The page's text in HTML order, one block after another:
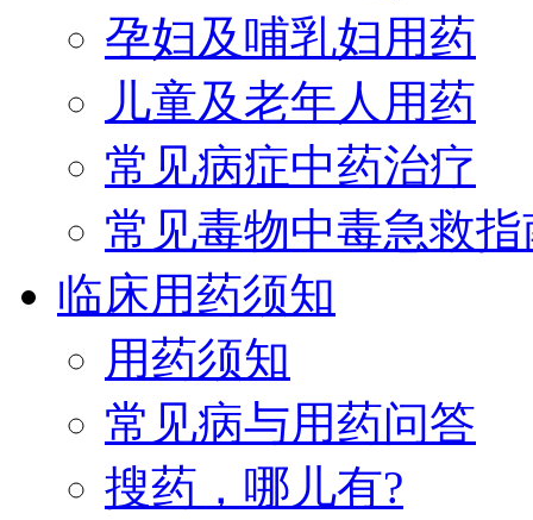
孕妇及哺乳妇用药
儿童及老年人用药
常见病症中药治疗
常见毒物中毒急救指
临床用药须知
用药须知
常见病与用药问答
搜药，哪儿有?